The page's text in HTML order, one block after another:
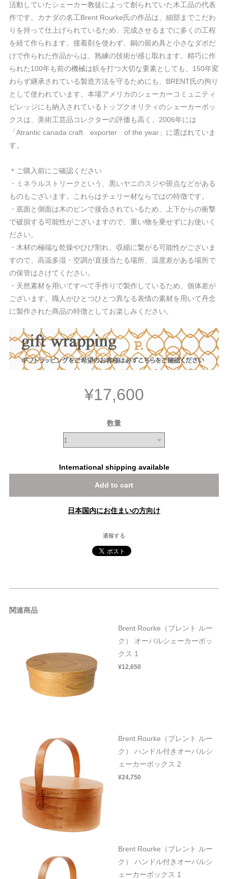
活動していたシェーカー教徒によって創られていた木工品の代表
作です。カナダの名工Brent Rourke氏の作品は、細部までこだわ
りを持って仕上げられているため、完成させるまでに多くの工程
を経て作られます。接着剤を使わず、銅の留め具と小さなダボだ
けで作られた作品からは、熟練の技術が感じ取れます。精巧に作
られた100年も前の機械は鋲を打つ大切な要素としても、150年変
わらず継承されている製造方法を守るためにも、BRENT氏の拘り
として使われています。本場アメリカのシェーカーコミュニティ
ビレッジにも納入されているトップクオリティのシェーカーボッ
クスは、美術工芸品コレクターの評価も高く、2006年には
「Atrantic canada craft exporter of the year」に選ばれていま
す。
＊ご購入前にご確認ください
・ミネラルストリークという、黒いヤニのスジや斑点などがある
ものもございます。これらはチェリー材ならではの特徴です。
・底面と側面は木のピンで接合されているため、上下からの衝撃
で破損する可能性がございますので、重い物を乗せずにお使いく
ださい。
・木材の極端な乾燥やひび割れ、収縮に繋がる可能性がございま
すので、高温多湿・空調が直接当たる場所、温度差がある場所で
の保管はさけてください。
・天然素材を用いてすべて手作りで製作しているため、個体差が
ございます。職人がひとつひとつ異なる表情の素材を用いて丹念
に製作された商品の特徴としてお楽しみください。
¥17,600
数量
International shipping available
Add to cart
日本国内にお住まいの方向け
通報する
関連商品
Brent Rourke（ブレント ルー
ク） オーバルシェーカーボッ
クス 1
¥12,650
Brent Rourke（ブレント ルー
ク） ハンドル付きオーバルシ
ェーカーボックス 2
¥24,750
Brent Rourke（ブレント ルー
ク） ハンドル付きオーバルシ
ェーカーボックス 1